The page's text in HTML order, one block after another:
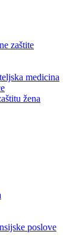
zaštite
medicina
žena
poslove